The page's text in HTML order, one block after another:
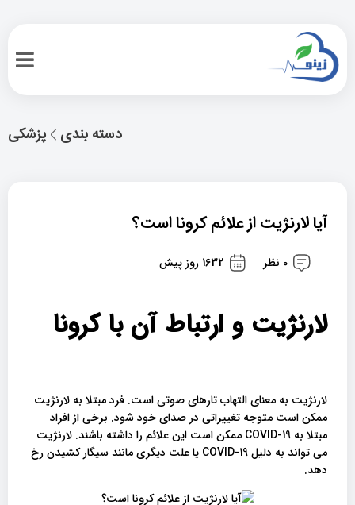
پزشکی دسته بندی
آیا لارنژیت از علائم کرونا است؟
0 نظر 1632 روز پیش
لارنژیت و ارتباط آن با کرونا
لارنژیت به معنای التهاب تارهای صوتی است. فرد مبتلا به لارنژیت
ممکن است متوجه تغییراتی در صدای خود شود. برخی از افراد
مبتلا به COVID-19 ممکن است این علائم را داشته باشند. لارنژیت
می تواند به دلیل COVID-19 یا علت دیگری مانند سیگار کشیدن رخ
دهد.